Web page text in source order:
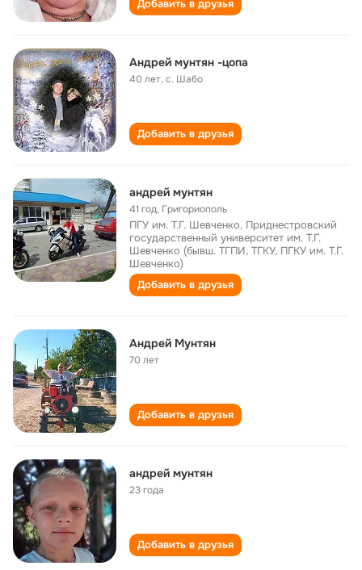
Добавить в друзья
Андрей мунтян -цопа
40 лет,с. Шабо
Добавить в друзья
андрей мунтян
41 год, Григориополь
ПГУ им. Т.Г. Шевченко, Приднестровский
государственный университет им. Т.Г.
Шевченко (бывш. ТГПИ, ТГКУ, ПГКУ им. Т.Г.
Шевченко)
Добавить в друзья
Андрей Мунтян
70 лет
Добавить в друзья
андрей мунтян
23 года
Добавить в друзья